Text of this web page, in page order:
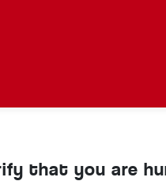
that you are